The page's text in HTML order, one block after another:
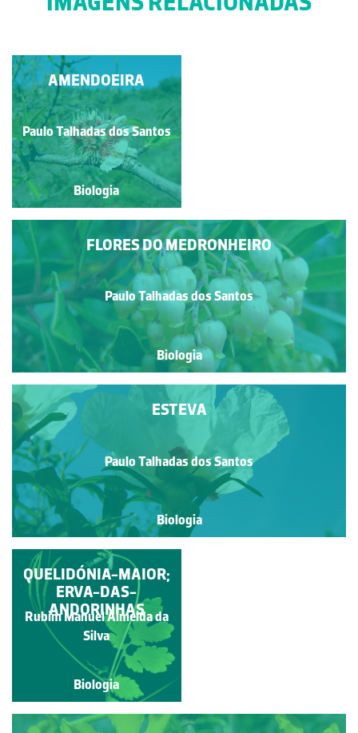
FLOR DO
A&CCEDIL;AFRÃO-
BRAVO
Paulo Talhadas dos Santos
Biologia
FLORES DO MEDRONHEIRO
Paulo Talhadas dos Santos
Biologia
ESTEVA
Paulo Talhadas dos Santos
Biologia
AMENDOEIRA
Paulo Talhadas dos Santos
Biologia
ESTEVA
Paulo Talhadas dos Santos
Biologia
QUELIDÓNIA-MAIOR;
ERVA-DAS-
ANDORINHAS
Rubim Manuel Almeida da
Silva
Biologia